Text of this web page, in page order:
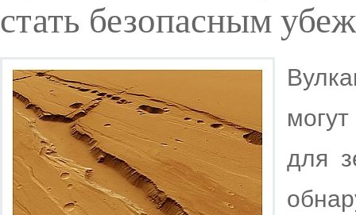
стать безопасным
для